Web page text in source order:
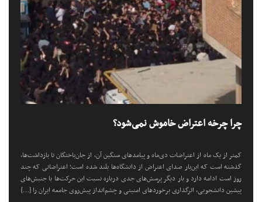
چرا چرخه اعتراض خاموش نمی‌شود؟
کمتر از یک ماه از اعتراضات دی‌ماه و پیامد‌های سنگین آن، از جان‌باختگان تا بازداشت‌ها،
گذشته است که این‌بار صدای اعتراض از دانشگاه‌ها بلند شده است؛ اعتراضاتی که چند
روز است ادامه دارد و بار دیگر پرسش‌های جدی درباره نسبت این حرکت‌ها با جنبش‌های
پیشین دانشجویی، اثرگذاری برخورد‌های امنیتی و چشم‌انداز پیش‌روی جامعه ایران را […]